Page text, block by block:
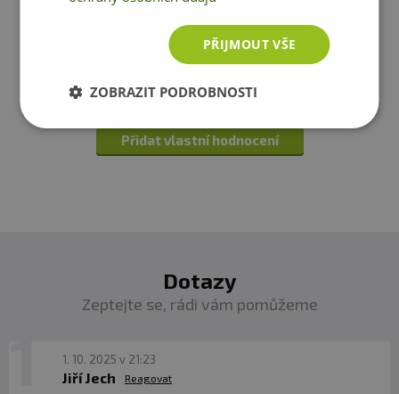
Minimální trvanlivost:viz obal
Doplněk stravy se sladidly. Potravina
stravy. Nepřekračujte doporučené denní dávkování.
Ukládejte mimo dosah dětí! Není vhodné pro děti,
těhotné a kojící ženy. Skladujte v suchu a při teplotě do
25 °C. Nevystavujte přímému slunečnímu záření. Chraňte
Máte s produktem zkušenost? Napište recenzi a
Děkujeme :-)
Přidat vlastní hodnocení
Dotazy
Zeptejte se, rádi vám pomůžeme
1. 10. 2025 v 21:23
Jiří Jech Reagovat
PŘIJMOUT VŠE
ZOBRAZIT PODROBNOSTI